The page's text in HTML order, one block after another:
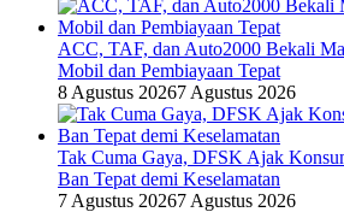
ACC, TAF, dan Auto2000 Bekali
Mobil dan Pembiayaan Tepat
8 Agustus 20267 Agustus 2026
Tak Cuma Gaya, DFSK Ajak
Ban Tepat demi Keselamatan
7 Agustus 20267 Agustus 2026